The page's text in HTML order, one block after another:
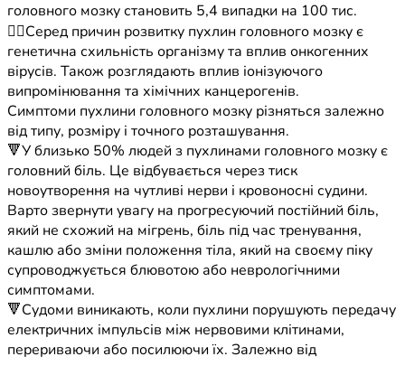
головного мозку становить 5,4 випадки на 100 тис.
👉🏼Серед причин розвитку пухлин головного мозку є
генетична схильність організму та вплив онкогенних
вірусів. Також розглядають вплив іонізуючого
випромінювання та хімічних канцерогенів.
Симптоми пухлини головного мозку різняться залежно
від типу, розміру і точного розташування.
🔻У близько 50% людей з пухлинами головного мозку є
головний біль. Це відбувається через тиск
новоутворення на чутливі нерви і кровоносні судини.
Варто звернути увагу на прогресуючий постійний біль,
який не схожий на мігрень, біль під час тренування,
кашлю або зміни положення тіла, який на своєму піку
супроводжується блювотою або неврологічними
симптомами.
🔻Судоми виникають, коли пухлини порушують передачу
електричних імпульсів між нервовими клітинами,
перериваючи або посилюючи їх. Залежно від